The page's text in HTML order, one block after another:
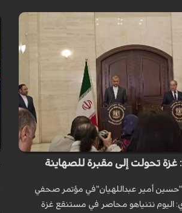
غزة تحولت إلى مقبرة للصهاينة
"حسين أمير عبداللهيان"في مؤتمر صحفي
اليوم نتنياهو محاصر في مستنقع غزة